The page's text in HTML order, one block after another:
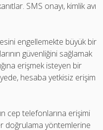
SMS onayı, kimlik avı
engellemekte büyük bir
güvenliğini sağlamak
erişmek isteyen bir
hesaba yetkisiz erişim
cep telefonlarına erişimi
doğrulama yöntemlerine